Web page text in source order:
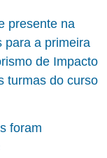
presente na
para a primeira
de Impacto
turmas do curso
foram